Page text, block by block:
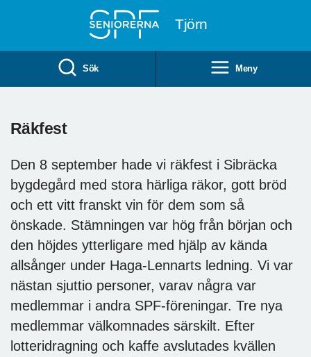
Tjörn
Sök Meny
Räkfest
Den 8 september hade vi räkfest i Sibräcka
bygdegård med stora härliga räkor, gott bröd
och ett vitt franskt vin för dem som så
önskade. Stämningen var hög från början och
den höjdes ytterligare med hjälp av kända
allsånger under Haga-Lennarts ledning. Vi var
nästan sjuttio personer, varav några var
medlemmar i andra SPF-föreningar. Tre nya
medlemmar välkomnades särskilt. Efter
lotteridragning och kaffe avslutades kvällen